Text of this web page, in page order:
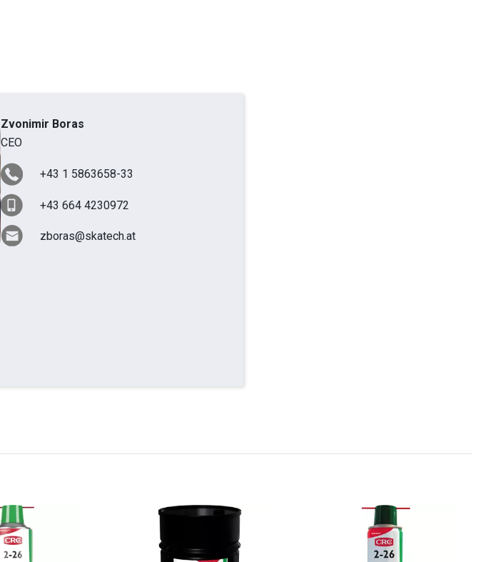
Zvonimir Boras
CEO
+43 1 5863658-33
+43 664 4230972
zboras@skatech.at